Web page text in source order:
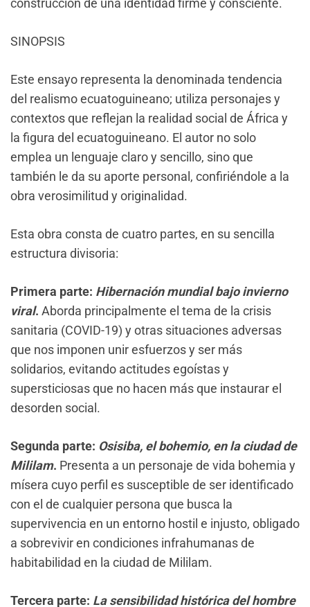
construcción de una identidad firme y consciente.
SINOPSIS
Este ensayo representa la denominada tendencia
del realismo ecuatoguineano; utiliza personajes y
contextos que reflejan la realidad social de África y
la figura del ecuatoguineano. El autor no solo
emplea un lenguaje claro y sencillo, sino que
también le da su aporte personal, confiriéndole a la
obra verosimilitud y originalidad.
Esta obra consta de cuatro partes, en su sencilla
estructura divisoria:
Primera parte: Hibernación mundial bajo invierno
viral. Aborda principalmente el tema de la crisis
sanitaria (COVID-19) y otras situaciones adversas
que nos imponen unir esfuerzos y ser más
solidarios, evitando actitudes egoístas y
supersticiosas que no hacen más que instaurar el
desorden social.
Segunda parte: Osisiba, el bohemio, en la ciudad de
Mililam. Presenta a un personaje de vida bohemia y
mísera cuyo perfil es susceptible de ser identificado
con el de cualquier persona que busca la
supervivencia en un entorno hostil e injusto, obligado
a sobrevivir en condiciones infrahumanas de
habitabilidad en la ciudad de Mililam.
Tercera parte: La sensibilidad histórica del hombre